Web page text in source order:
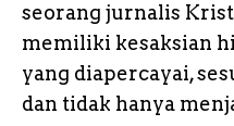
seorang jurnalis
memiliki kesaksian
yang diapercayai,
dan tidak hanya